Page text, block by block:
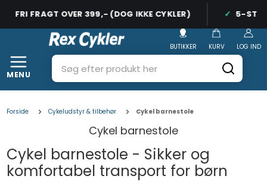
FRI FRAGT OVER 399,- (DOG IKKE CYKLER) 5-
MENU
LOG IND
BUTIKKER KURV
Forside Cykeludstyr & tilbehør Cykel barnestole
Cykel barnestole
Cykel barnestole - Sikker og
komfortabel transport for børn